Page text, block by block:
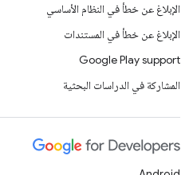
الإبلاغ عن خطأ في النظام الأساسي
الإبلاغ عن خطأ في المستندات
Google Play support
المشاركة في الدراسات البحثية